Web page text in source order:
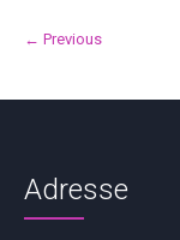
← Previous
Adresse